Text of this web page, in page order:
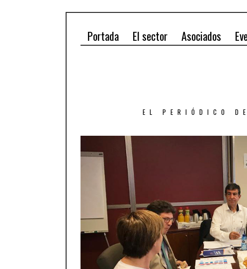
Portada El sector Asociados
EL PERIÓDICO